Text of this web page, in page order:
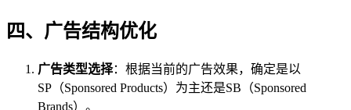
四、广告结构优化
广告类型选择：根据当前的广告效果，确定是以
SP（Sponsored Products）为主还是SB（Sponsored
Brands）。